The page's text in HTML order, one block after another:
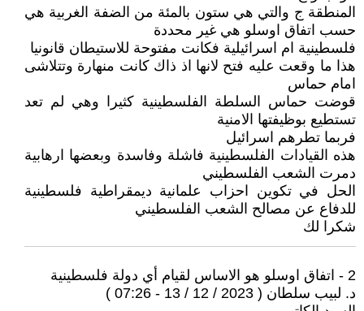
المنطقة ج والتي هي ستون بالمئة من الضفة الغربية هي
حسب اتفاق اوسلو هي غير محددة
فلسطينية ام اسرائيلية فكانت مفتوحة للاستيطان قانونيا
هذا ما وقعت عليه فتح لانها اذ ذاك كانت منهارة وتتلاشى
امام حماس
قوضت حماس السلطة الفلسطينية كثيرا وهي لم تعد
تستطيع بوظيفتها الامنية
فربما تطرهم اسرائيل
هذه القيادات الفلسطينية فاشلة وفاسدة وبعضها ارهابية
دمرت الشعب الفلسطيني
الحل في تكوين احزاب علمانية ديمقراطية فلسطينية
للدفاع عن مصالح الشعب الفلسطيني
شكرا لك
2 - اتفاق اوسلو هو الاساس لقيام أي دولة فلسطينية
د. لبيب سلطان ( 2023 / 12 / 13 - 07:26 )